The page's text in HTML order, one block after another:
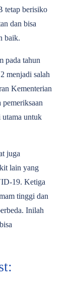
tetap berisiko
dan bisa
baik.
pada tahun
menjadi salah
Kementerian
utama untuk
juga
lain yang
19. Ketiga
tinggi dan
Inilah